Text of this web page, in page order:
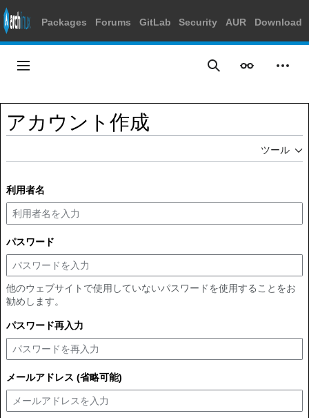
Packages Forums GitLab Security AUR Download
ス
メインメニュー 検索 表示 個人
アカウント作成
ツール
利用者名
パスワード
他のウェブサイトで使用していないパスワードを使用することをお
勧めします。
パスワード再入力
メールアドレス (省略可能)